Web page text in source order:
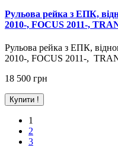
Рульова рейка з ЕПК,
2010-, FOCUS 2011-,
Рульова рейка з ЕПК,
2010-, FOCUS 2011-,
18 500 грн
Купити !
1
2
3